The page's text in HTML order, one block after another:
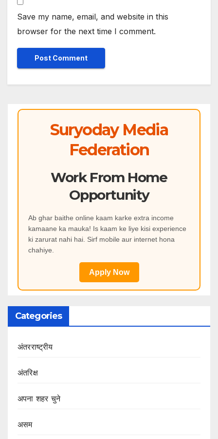
Save my name, email, and website in this
browser for the next time I comment.
Suryoday Media
Federation
Work From Home
Opportunity
Ab ghar baithe online kaam karke extra income
kamaane ka mauka! Is kaam ke liye kisi experience
ki zarurat nahi hai. Sirf mobile aur internet hona
chahiye.
Apply Now
Categories
अंतरराष्ट्रीय
अंतरिक्ष
अपना शहर चुने
असम